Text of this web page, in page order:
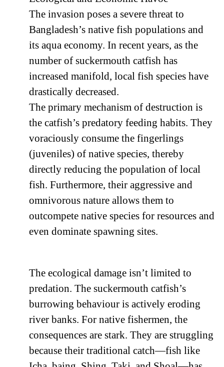
The invasion poses a severe threat to
Bangladesh’s native fish populations and
its aqua economy. In recent years, as the
number of suckermouth catfish has
increased manifold, local fish species have
drastically decreased.
The primary mechanism of destruction is
the catfish’s predatory feeding habits. They
voraciously consume the fingerlings
(juveniles) of native species, thereby
directly reducing the population of local
fish. Furthermore, their aggressive and
omnivorous nature allows them to
outcompete native species for resources and
even dominate spawning sites.
The ecological damage isn’t limited to
predation. The suckermouth catfish’s
burrowing behaviour is actively eroding
river banks. For native fishermen, the
consequences are stark. They are struggling
because their traditional catch—fish like